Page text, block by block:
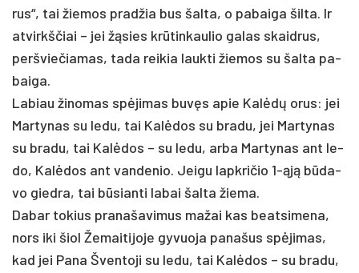
rus“, tai žie­mos pra­džia bus šal­ta, o pa­bai­ga šil­ta. Ir
at­virkš­čiai – jei žąsies krūtin­kau­lio ga­las skaid­rus,
per­švie­čia­mas, ta­da rei­kia lauk­ti žie­mos su šal­ta pa­
bai­ga.
La­biau ži­no­mas spėji­mas buvęs apie Kalėdų orus: jei
Mar­ty­nas su le­du, tai Kalėdos su bra­du, jei Mar­ty­nas
su bra­du, tai Kalėdos – su le­du, ar­ba Mar­tynas ant le­
do, Kalėdos ant van­de­nio. Jei­gu lapkričio 1-ąją būda­
vo gied­ra, tai būsianti la­bai šal­ta žie­ma.
Da­bar to­kius pra­na­ša­vi­mus ma­žai kas beat­si­me­na,
nors iki šiol Že­mai­ti­jo­je gy­vuo­ja pa­na­šus spėji­mas,
kad jei Pa­na Šven­to­ji su le­du, tai Kalė­dos – su bra­du,